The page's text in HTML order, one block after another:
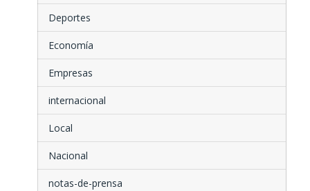
Deportes
Economía
Empresas
internacional
Local
Nacional
notas-de-prensa